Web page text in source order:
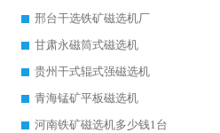
邢台干选铁矿磁选机厂
甘肃永磁筒式磁选机
贵州干式辊式强磁选机
青海锰矿平板磁选机
河南铁矿磁选机多少钱1台